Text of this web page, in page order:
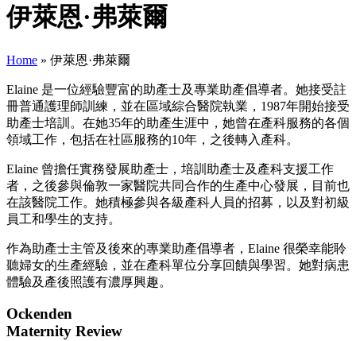
伊萊恩·弗萊爾
Home » 伊萊恩·弗萊爾
Elaine 是一位經驗豐富的助產士及專業助產倡導者。她接受註
冊普通護理師訓練，並在區域綜合醫院執業，1987年開始接受
助產士培訓。在她35年的助產生涯中，她曾在產科服務的各個
領域工作，包括在社區服務的10年，之後轉入產科。
Elaine 曾擔任實務發展助產士，培訓助產士及產科支援工作
者，之後參與倫敦一家醫院共同合作的生產中心發展，目前也
在該醫院工作。她積極參與各級產科人員的招募，以及對初級
員工和學生的支持。
作為助產士主管及後來的專業助產倡導者，Elaine 很榮幸能聆
聽婦女的生產經驗，並在產科單位分享回饋與學習。她對病患
體驗及產後照護有濃厚興趣。
Ockenden
Maternity Review